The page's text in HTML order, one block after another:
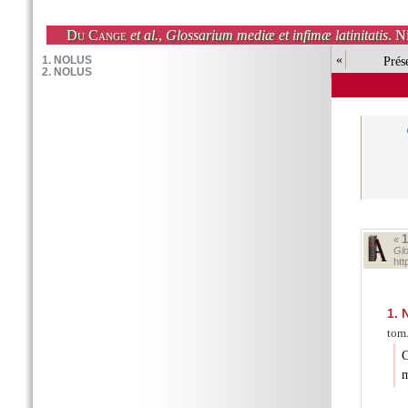
Du Cange et al., Glossarium mediæ et infimæ latinitatis.
«
«
1.